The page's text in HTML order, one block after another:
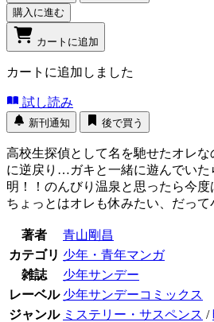
購入に進む
カートに追加
カートに追加しました
試し読み
新刊通知 後で買う
高校生探偵として名を馳せたオレ
に逆戻り…ガキと一緒に遊んでいた
明！！のんびり温泉と思ったら今度
ちょっとはオレも休みたい、だって
著者
青山剛昌
カテゴリ 少年・青年マンガ
雑誌
少年サンデー
レーベル 少年サンデーコミックス
ジャンル ミステリー・サスペンス /